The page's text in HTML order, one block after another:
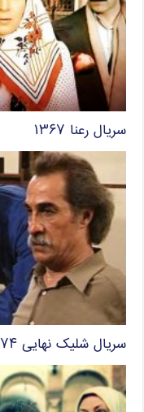
سریال رعنا ۱۳۶۷
سریال شلیک نهایی ۱۳۷۴